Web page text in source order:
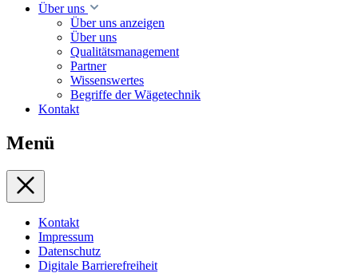
Über uns
Über uns anzeigen
Über uns
Qualitätsmanagement
Partner
Wissenswertes
Begriffe der Wägetechnik
Kontakt
Menü
Kontakt
Impressum
Datenschutz
Digitale Barrierefreiheit